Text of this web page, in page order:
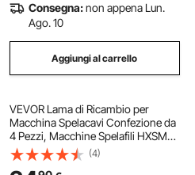
Consegna:non appena Lun.
Ago. 10
Aggiungi al carrello
VEVOR Lama di Ricambio per
Macchina Spelacavi Confezione da
4 Pezzi, Macchine Spelafili HXSMS-
26 Ecc da Diametro Esterno 66mm
e Diametro Interno 35mm. Lame di
(4)